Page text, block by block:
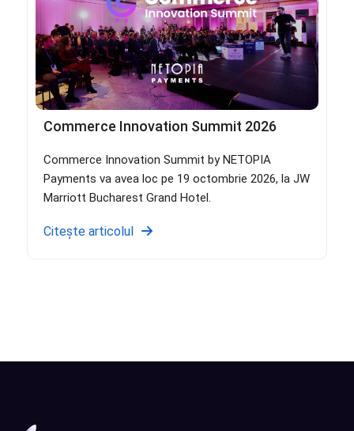
Commerce Innovation Summit 2026
Commerce Innovation Summit by NETOPIA
Payments va avea loc pe 19 octombrie 2026, la JW
Marriott Bucharest Grand Hotel.
Citește articolul